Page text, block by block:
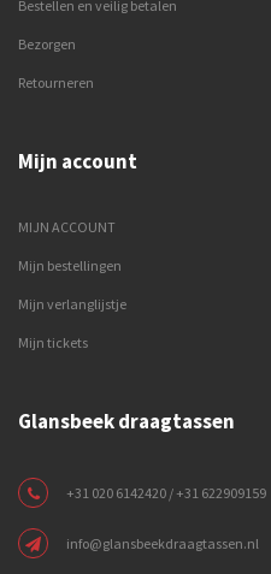
Bestellen en veilig betalen
Bezorgen
Retourneren
Mijn account
MIJN ACCOUNT
Mijn bestellingen
Mijn verlanglijstje
Mijn tickets
Glansbeek draagtassen
+31 020 6142420 / +31 622909159
info@glansbeekdraagtassen.nl